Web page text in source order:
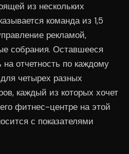
из нескольких
команда из 1,5
рекламой,
собрания. Оставшееся
отчетность по каждому
четырех разных
каждый из которых хочет
фитнес-центре на этой
с показателями